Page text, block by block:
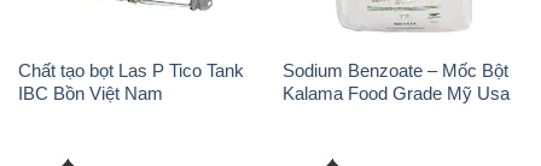
Chất tạo bọt Las P Tico Tank
IBC Bồn Việt Nam
Sodium Benzoate – Mốc Bột
Kalama Food Grade Mỹ Usa